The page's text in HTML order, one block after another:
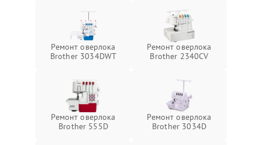
Ремонт оверлока
Brother 3034DWT
Ремонт оверлока
Brother 2340CV
Ремонт оверлока
Brother 555D
Ремонт оверлока
Brother 3034D